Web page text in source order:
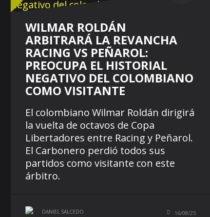
WILMAR ROLDÁN
ARBITRARÁ LA REVANCHA
RACING VS PEÑAROL:
PREOCUPA EL HISTORIAL
NEGATIVO DEL COLOMBIANO
COMO VISITANTE
El colombiano Wilmar Roldán dirigirá
la vuelta de octavos de Copa
Libertadores entre Racing y Peñarol.
El Carbonero perdió todos sus
partidos como visitante con este
árbitro.
DANIEL SALCEDO 16/08/25